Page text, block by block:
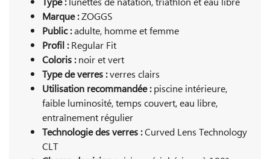
Marque :ZOGGS
Public :adulte, homme et femme
Profil :Regular Fit
Coloris :noir et vert
Type de verres :verres clairs
Utilisation recommandée :piscine intérieure,
faible luminosité, temps couvert, eau libre,
entraînement régulier
Technologie des verres :Curved Lens Technology
CLT